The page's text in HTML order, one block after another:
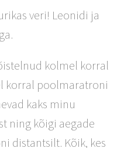
veri! Leonidi ja
kolmel korral
korral poolmaratroni
kaks minu
ning kõigi aegade
distantsilt. Kõik, kes